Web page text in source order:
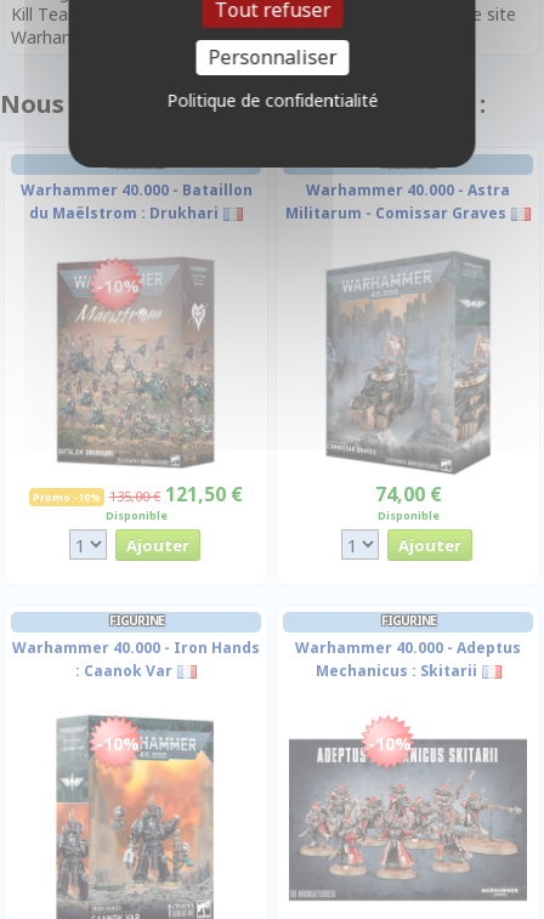
Kill Team peuvent être téléchargées gratuitement depuis le site
Warhammer Community.
Nous vous recommandons également :
Warhammer 40.000 - Bataillon
du Maëlstrom : Drukhari
-10%
Promo -10% 135,00 € 121,50 €
Disponible
Warhammer 40.000 - Astra
Militarum - Comissar Graves
74,00 €
Disponible
FIGURINE
Warhammer 40.000 - Iron Hands
: Caanok Var
-10%
FIGURINE
Warhammer 40.000 - Adeptus
Mechanicus : Skitarii
-10%
Tout refuser
Personnaliser
Politique de confidentialité